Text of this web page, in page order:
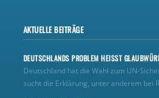
AKTUELLE BEITRÄGE
DEUTSCHLANDS PROBLEM HEISST
Deutschland hat die Wahl zum
sucht die Erklärung, unter anderem bei